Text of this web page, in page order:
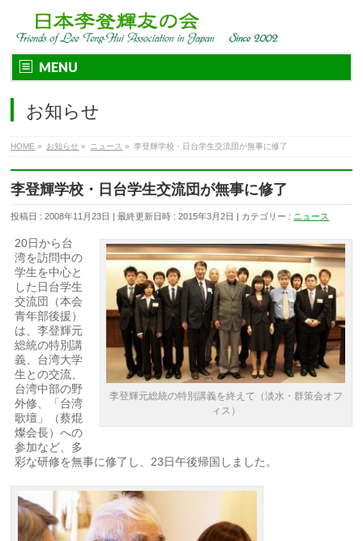
MENU
お知らせ
HOME » お知らせ » ニュース » 李登輝学校・日台学生交流団が無事に修了
李登輝学校・日台学生交流団が無事に修了
投稿日 : 2008年11月23日 最終更新日時 : 2015年3月2日 カテゴリー : ニュース
李登輝元総統の特別講義を終えて（淡水・群策会オフ
ィス）
20日から台
湾を訪問中の
学生を中心と
した日台学生
交流団（本会
青年部後援）
は、李登輝元
総統の特別講
義、台湾大学
生との交流、
台湾中部の野
外修、「台湾
歌壇」（蔡焜
燦会長）への
参加など、多
彩な研修を無事に修了し、23日午後帰国しました。